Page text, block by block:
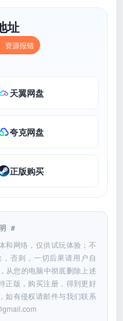
址
资源报错
天翼网盘
夸克网盘
正版购买
#
和网络，仅供试玩体验；不
否则，一切后果请用户自
从您的电脑中彻底删除上述
正版，购买注册，得到更好
如有侵权请邮件与我们联系